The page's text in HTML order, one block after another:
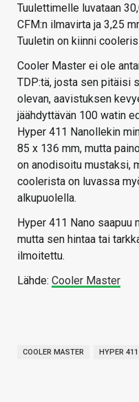
Tuulettimelle luvataan
CFM:n ilmavirta ja 3,25
Tuuletin on kiinni
Cooler Master ei ole
TDP:tä, josta sen pitäisi
olevan, aavistuksen
jäähdyttävän 100 watin
Hyper 411 Nanollekin
85 x 136 mm, mutta
on anodisoitu mustaksi,
coolerista on luvassa
alkupuolella.
Hyper 411 Nano saapuu
mutta sen hintaa tai
ilmoitettu.
Lähde: Cooler Master
COOLER MASTER HYPER